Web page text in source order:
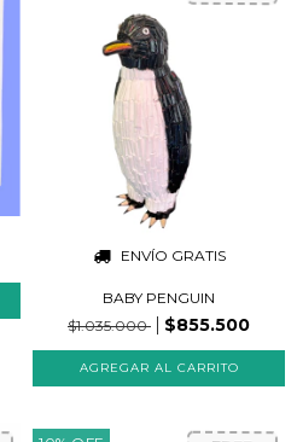
ENVÍO GRATIS
BABY PENGUIN
$1.035.000
$855.500